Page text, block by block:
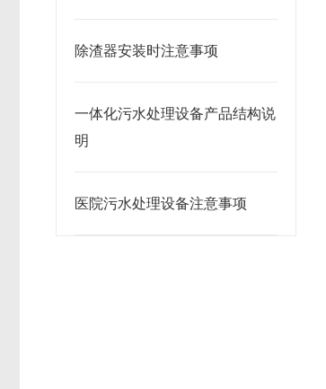
除渣器安装时注意事项
一体化污水处理设备产品结构说
明
医院污水处理设备注意事项